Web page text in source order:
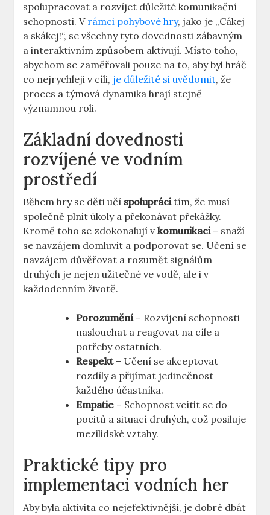
spolupracovat a rozvíjet důležité komunikační
schopnosti. V rámci pohybové hry, jako je „Cákej
a skákej!“, se všechny tyto dovednosti zábavným
a interaktivním způsobem aktivují. Místo toho,
abychom se zaměřovali pouze na to, aby byl hráč
co nejrychleji v cíli, je důležité si uvědomit, že
proces a týmová dynamika hrají stejně
významnou roli.
Základní dovednosti
rozvíjené ve vodním
prostředí
Během hry se děti učí spoluprácitím, že musí
společně plnit úkoly a překonávat překážky.
Kromě toho se zdokonalují vkomunikaci– snaží
se navzájem domluvit a podporovat se. Učení se
navzájem důvěřovat a rozumět signálům
druhých je nejen užitečné ve vodě, ale i v
každodenním životě.
Porozumění– Rozvíjení schopnosti
naslouchat a reagovat na cíle a
potřeby ostatních.
Respekt– Učení se akceptovat
rozdíly a přijímat jedinečnost
každého účastníka.
Empatie – Schopnost vcítit se do
pocitů a situací druhých, což posiluje
mezilidské vztahy.
Praktické tipy pro
implementaci vodních her
Aby byla aktivita co nejefektivnější, je dobré dbát